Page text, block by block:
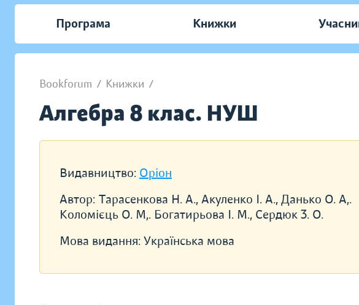
Програма Книжки
Bookforum / Книжки /
Алгебра 8 клас. НУШ
Видавництво: Оріон
Автор: Тарасенкова Н. А., Акуленко І. А., Данько О. А,.
Коломієць О. М,. Богатирьова I. М., Сердюк 3. О.
Мова видання: Українська мова